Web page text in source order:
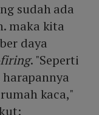
sudah ada
maka kita
daya
. "Seperti
harapannya
kaca,"